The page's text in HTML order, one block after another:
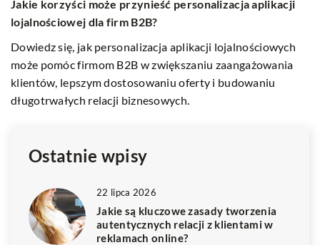
Jak technologia zmienia sposób planowania i realizacji
inwestycji budowlanych w Polsce
Odkryj, jak nowoczesne rozwiązania technologiczne
wpływają na przemiany w sektorze budowlanym w Polsce,
integrując narzędzia cyfrowe i automatyzację w proces
planowania i realizacji projektów.
Ostatnie wpisy
22 lipca 2026
Jakie są kluczowe zasady tworzenia
autentycznych relacji z klientami w
reklamach online?